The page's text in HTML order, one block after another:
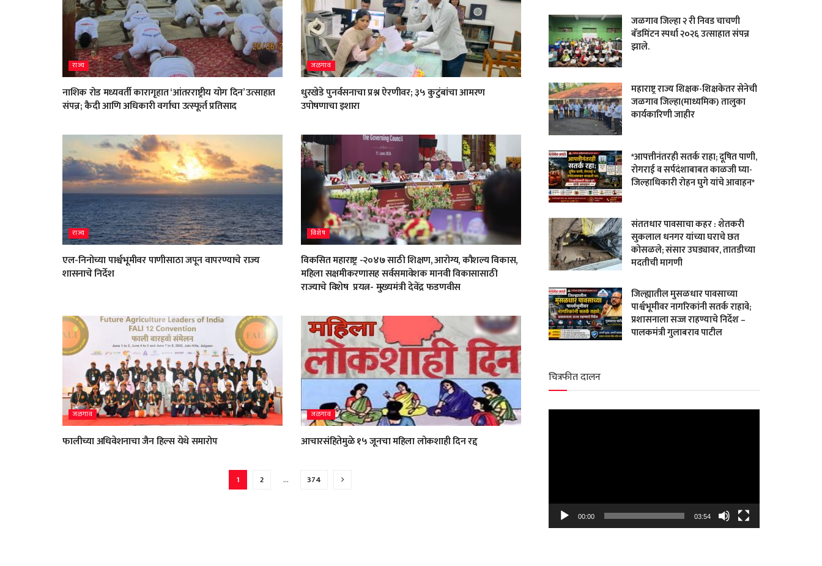
राज्य
नाशिक रोड मध्यवर्ती कारागृहात ‘आंतरराष्ट्रीय योग दिन’ उत्साहात
संपन्न; कैदी आणि अधिकारी वर्गाचा उत्स्फूर्त प्रतिसाद
जळगाव
धुरखेडे पुनर्वसनाचा प्रश्न ऐरणीवर; ३५ कुटुंबांचा आमरण
उपोषणाचा इशारा
राज्य
एल-निनोच्या पार्श्वभूमीवर पाणीसाठा जपून वापरण्याचे राज्य
शासनाचे निर्देश
विशेष
विकसित महाराष्ट्र -२०४७ साठी शिक्षण, आरोग्य, कौशल्य विकास,
महिला सक्षमीकरणासह सर्वसमावेशक मानवी विकासासाठी
राज्याचे विशेष प्रयत्न- मुख्यमंत्री देवेंद्र फडणवीस
जळगाव
फालीच्या अधिवेशनाचा जैन हिल्स येथे समारोप
जळगाव
आचारसंहितेमुळे १५ जूनचा महिला लोकशाही दिन रद्द
1 2 … 374
जळगाव जिल्हा २ री निवड चाचणी
बॅडमिंटन स्पर्धा २०२६ उत्साहात संपन्न
झाले.
महाराष्ट्र राज्य शिक्षक-शिक्षकेतर सेनेची
जळगाव जिल्हा(माध्यमिक) तालुका
कार्यकारिणी जाहीर
*आपत्तीनंतरही सतर्क राहा; दूषित पाणी,
रोगराई व सर्पदंशाबाबत काळजी घ्या-
जिल्हाधिकारी रोहन घुगे यांचे आवाहन*
संततधार पावसाचा कहर : शेतकरी
सुकलाल धनगर यांच्या घराचे छत
कोसळले; संसार उघड्यावर, तातडीच्या
मदतीची मागणी
जिल्ह्यातील मुसळधार पावसाच्या
पार्श्वभूमीवर नागरिकांनी सतर्क राहावे;
प्रशासनाला सज्ज राहण्याचे निर्देश –
पालकमंत्री गुलाबराव पाटील
चित्रफीत दालन
00:00 03:54